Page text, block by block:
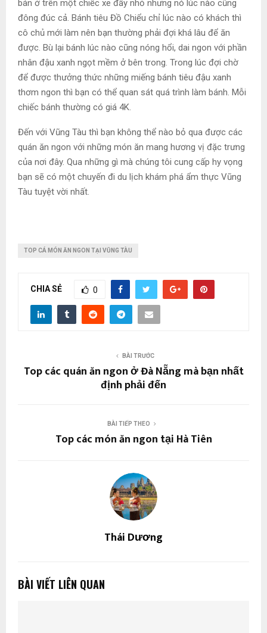
bán ở trên một chiếc xe đẩy nhỏ nhưng nó lúc nào cũng
đông đúc cả. Bánh tiêu Đồ Chiểu chỉ lúc nào có khách thì
cô chủ mới làm nên bạn thường phải đợi khá lâu để ăn
được. Bù lại bánh lúc nào cũng nóng hổi, dai ngon với phần
nhân đậu xanh ngọt mềm ở bên trong. Trong lúc đợi chờ
để được thưởng thức những miếng bánh tiêu đậu xanh
thơm ngon thì bạn có thể quan sát quá trình làm bánh. Mỗi
chiếc bánh thường có giá 4K.
Đến với Vũng Tàu thì bạn không thể nào bỏ qua được các
quán ăn ngon với những món ăn mang hương vị đặc trưng
của nơi đây. Qua những gì mà chúng tôi cung cấp hy vọng
bạn sẽ có một chuyến đi du lịch khám phá ẩm thực Vũng
Tàu tuyệt vời nhất.
TOP CÁ MÓN ĂN NGON TẠI VŨNG TÀU
CHIA SẺ 0
BÀI TRƯỚC
Top các quán ăn ngon ở Đà Nẵng mà bạn nhất
định phải đến
BÀI TIẾP THEO
Top các món ăn ngon tại Hà Tiên
Thái Dương
BÀI VIẾT LIÊN QUAN